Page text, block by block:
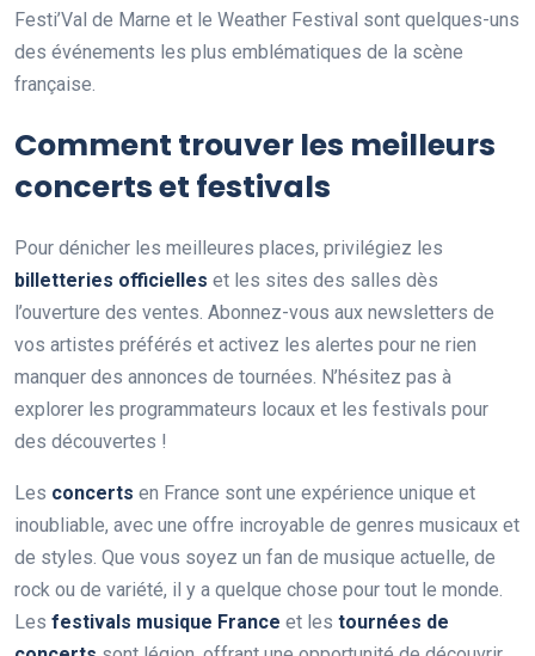
Festi’Val de Marne et le Weather Festival sont quelques-uns
des événements les plus emblématiques de la scène
française.
Comment trouver les meilleurs
concerts et festivals
Pour dénicher les meilleures places, privilégiez les
billetteries officielles et les sites des salles dès
l’ouverture des ventes. Abonnez-vous aux newsletters de
vos artistes préférés et activez les alertes pour ne rien
manquer des annonces de tournées. N’hésitez pas à
explorer les programmateurs locaux et les festivals pour
des découvertes !
Les concerts en France sont une expérience unique et
inoubliable, avec une offre incroyable de genres musicaux et
de styles. Que vous soyez un fan de musique actuelle, de
rock ou de variété, il y a quelque chose pour tout le monde.
Les festivals musique France et les tournées de